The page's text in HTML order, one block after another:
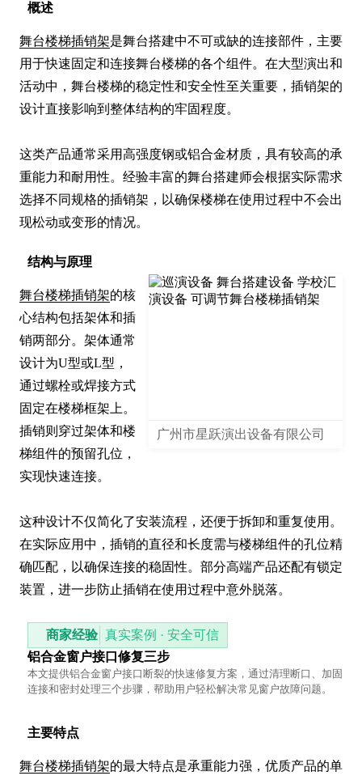
概述
舞台楼梯插销架是舞台搭建中不可或缺的连接部件，主要
用于快速固定和连接舞台楼梯的各个组件。在大型演出和
活动中，舞台楼梯的稳定性和安全性至关重要，插销架的
设计直接影响到整体结构的牢固程度。
这类产品通常采用高强度钢或铝合金材质，具有较高的承
重能力和耐用性。经验丰富的舞台搭建师会根据实际需求
选择不同规格的插销架，以确保楼梯在使用过程中不会出
现松动或变形的情况。
结构与原理
广州市星跃演出设备有限公司
舞台楼梯插销架的核
心结构包括架体和插
销两部分。架体通常
设计为U型或L型，
通过螺栓或焊接方式
固定在楼梯框架上。
插销则穿过架体和楼
梯组件的预留孔位，
实现快速连接。
这种设计不仅简化了安装流程，还便于拆卸和重复使用。
在实际应用中，插销的直径和长度需与楼梯组件的孔位精
确匹配，以确保连接的稳固性。部分高端产品还配有锁定
装置，进一步防止插销在使用过程中意外脱落。
商家经验 真实案例 · 安全可信
铝合金窗户接口修复三步
本文提供铝合金窗户接口断裂的快速修复方案，通过清理断口、加固
连接和密封处理三个步骤，帮助用户轻松解决常见窗户故障问题。
主要特点
舞台楼梯插销架的最大特点是承重能力强，优质产品的单